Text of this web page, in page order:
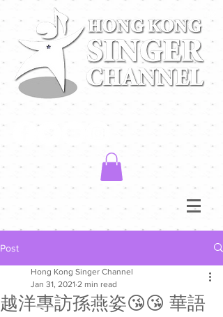
Post
越洋專訪孫燕姿😘😘 華語
Hong Kong Singer Channel
Jan 31, 2021 2 min read